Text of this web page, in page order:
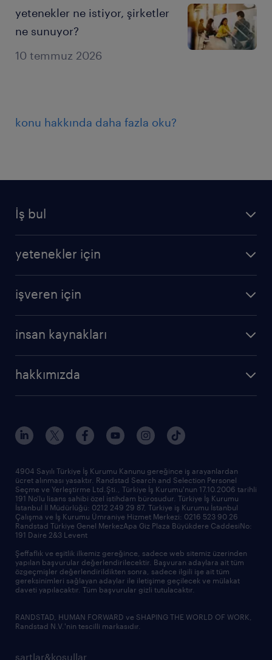
10 temmuz 2026
yetenekler ne istiyor, şirketler
ne sunuyor?
konu hakkında daha fazla oku?
İş bul
yetenekler için
işveren için
insan kaynakları
hakkımızda
şartlar&koşullar
4904 Sayılı Türkiye İş Kurumu Kanunu gereğince iş arayanlardan
ücret alınması yasaktır. Randstad Search and Selection Personel
Seçme ve Yerleştirme Ltd.Şti., Türkiye İş Kurumu'nun 17.10.2006 tarihli
191 No'lu lisans sahibi özel istihdam bürosudur. Türkiye İş Kurumu
İstanbul İl Müdürlüğü: 0212 249 29 87, Türkiye iş Kurumu İstanbul
Çalışma ve İş Kurumu Ümraniye Hizmet Merkezi: 0216 523 90 26
Randstad Türkiye Genel MerkezApa Giz Plaza Büyükdere CaddesiNo:
191 Daire 2&3 Levent
Şeffaflık ve eşitlik ilkemiz gereğince, sadece web sitemiz üzerinden
yapılan başvurular değerlendirilecektir. Başvuran adaylara ait tüm
özgeçmişler değerlendirildikten sonra, sadece ilgili işe ait tüm
gereksinimleri sağlayan adaylar ile iletişime geçilecek ve mülakat
daveti yapılacaktır. Tüm başvurular gizli tutulacaktır.
RANDSTAD, HUMAN FORWARD ve SHAPING THE WORLD OF WORK,
Randstad N.V.'nin tescilli markasıdır.